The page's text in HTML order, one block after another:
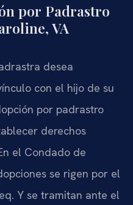
por Padrastro
VA
desea
con el hijo de su
por padrastro
derechos
el Condado de
se rigen por el
Y se tramitan ante el